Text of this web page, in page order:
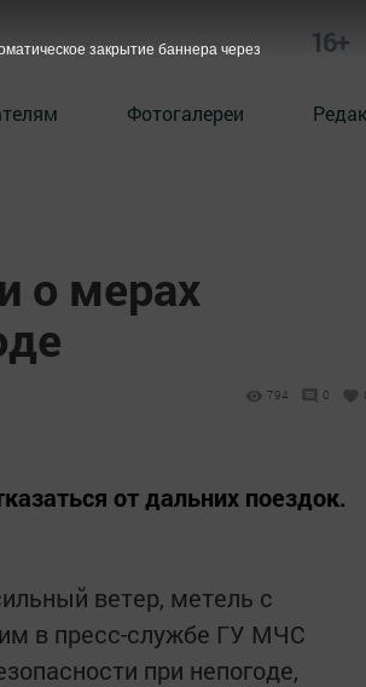
16+
Фотогалереи
о мерах
794 0
от дальних поездок.
ветер, метель с
в пресс-службе ГУ МЧС
при непогоде,
закрытие баннера через